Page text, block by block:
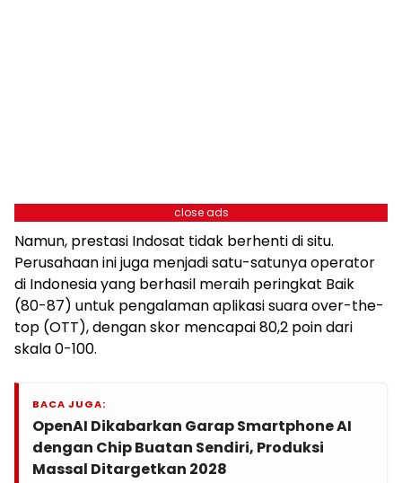
close ads
Namun, prestasi Indosat tidak berhenti di situ.
Perusahaan ini juga menjadi satu-satunya operator
di Indonesia yang berhasil meraih peringkat Baik
(80-87) untuk pengalaman aplikasi suara over-the-
top (OTT), dengan skor mencapai 80,2 poin dari
skala 0-100.
BACA JUGA:
OpenAI Dikabarkan Garap Smartphone AI
dengan Chip Buatan Sendiri, Produksi
Massal Ditargetkan 2028